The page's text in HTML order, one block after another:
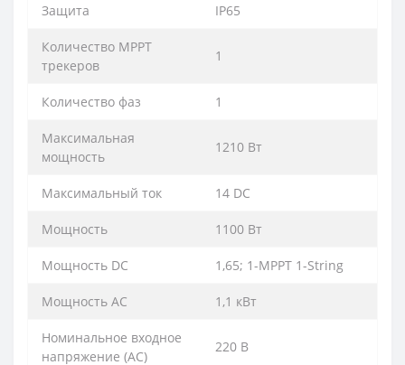
Защита IP65
Количество MPPT
трекеров
1
Количество фаз 1
Максимальная
мощность
1210 Вт
Максимальный ток 14 DC
Мощность 1100 Вт
Мощность DC 1,65; 1-MPPT 1-String
Мощность АС 1,1 кВт
Номинальное входное
напряжение (AC)
220 В